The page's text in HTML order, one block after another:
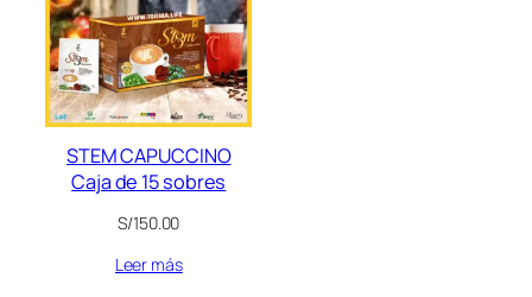
STEM CAPUCCINO
Caja de 15 sobres
S/150.00
Leer más